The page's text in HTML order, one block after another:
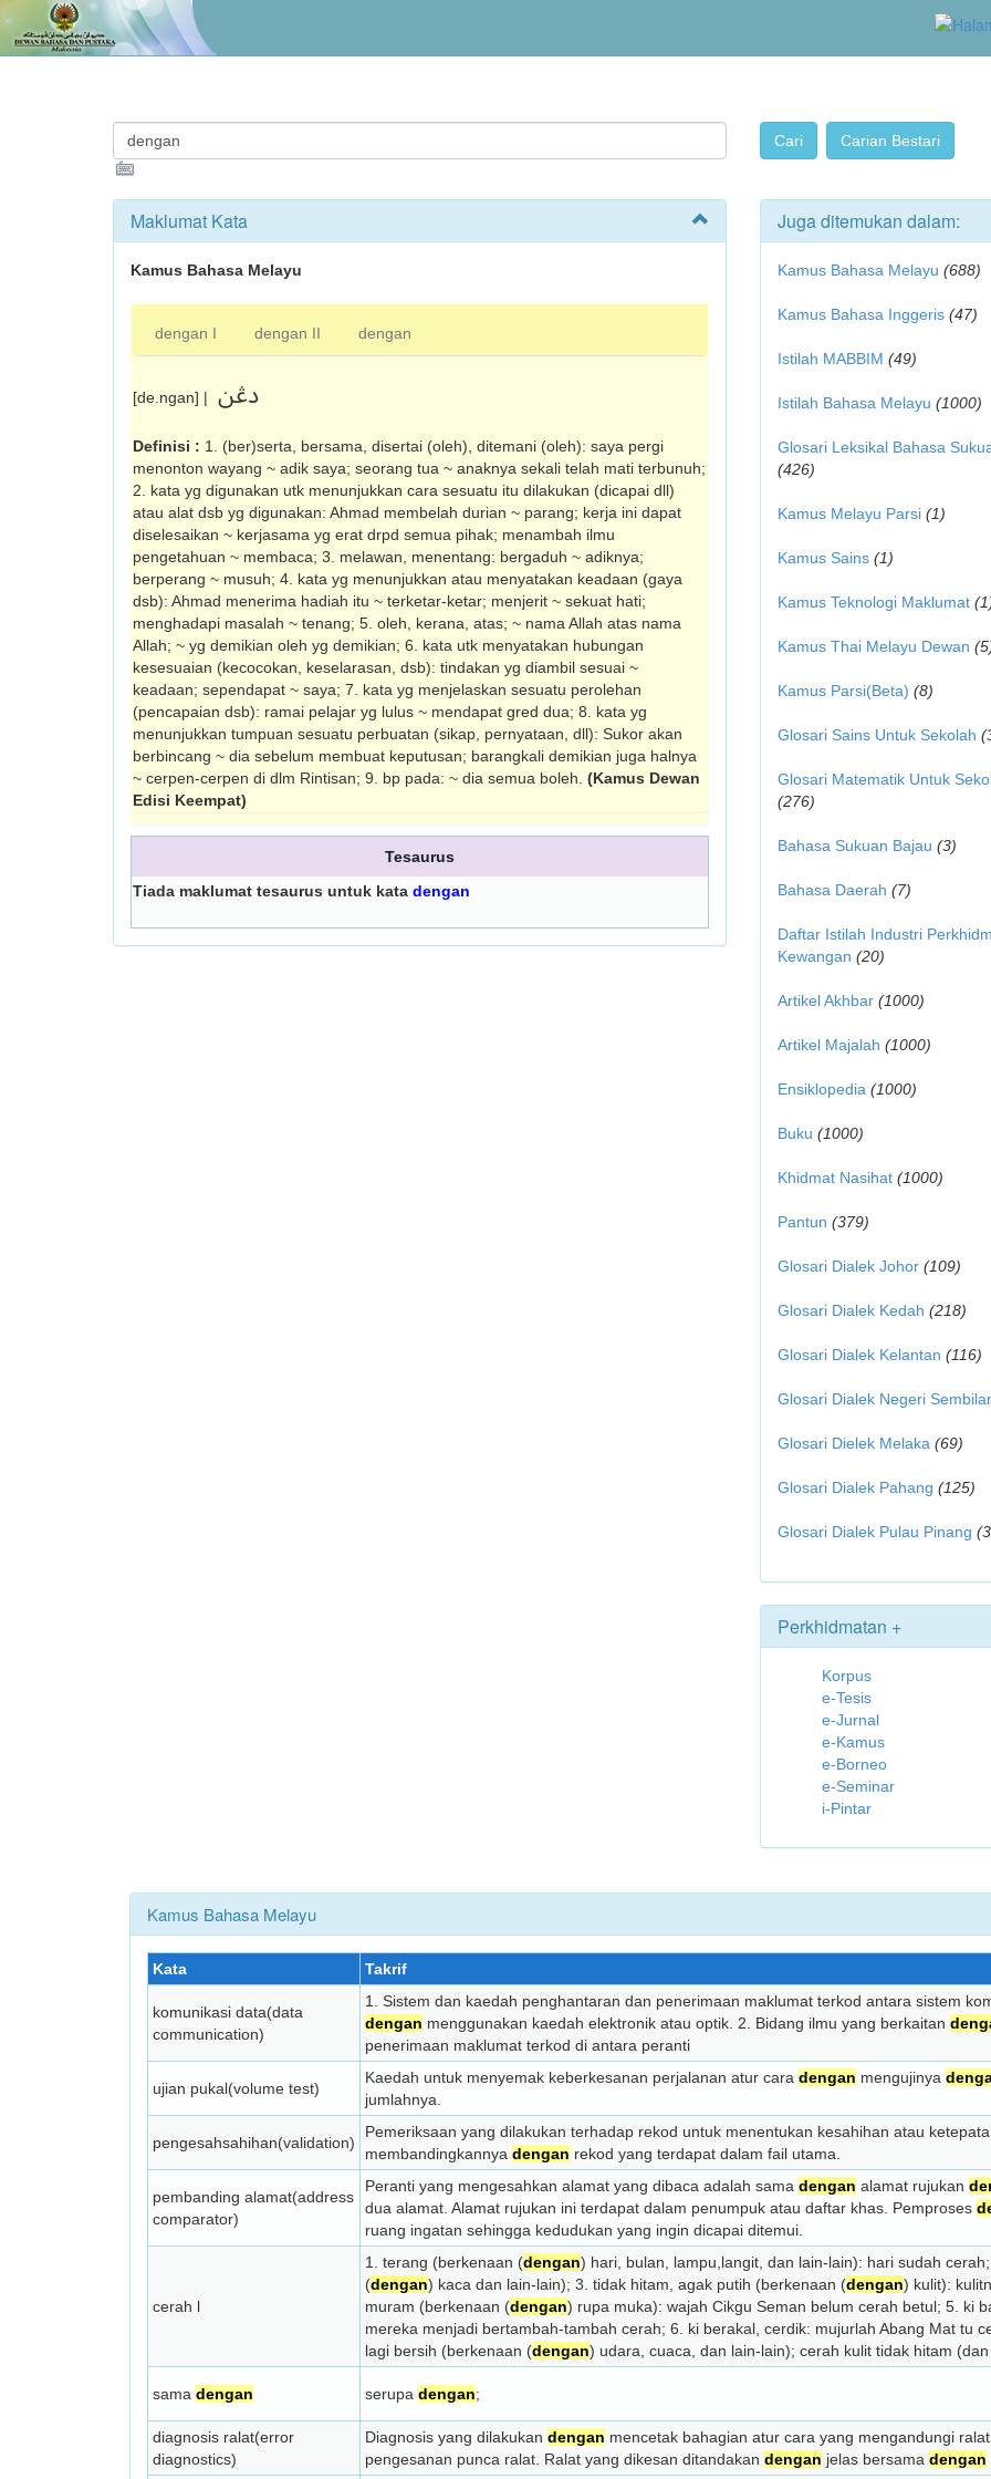
Maklumat Kata
Kamus Bahasa Melayu
dengan I dengan II dengan
[de.ngan] | دڠن
Definisi : 1. (ber)serta, bersama, disertai (oleh), ditemani (oleh): saya pergi
menonton wayang ~ adik saya; seorang tua ~ anaknya sekali telah mati terbunuh;
2. kata yg digunakan utk menunjukkan cara sesuatu itu dilakukan (dicapai dll)
atau alat dsb yg digunakan: Ahmad membelah durian ~ parang; kerja ini dapat
diselesaikan ~ kerjasama yg erat drpd semua pihak; me­nambah ilmu
pengetahuan ~ membaca; 3. melawan, menentang: bergaduh ~ adiknya;
berperang ~ musuh; 4. kata yg menunjukkan atau menyatakan keadaan (gaya
dsb): Ahmad menerima hadiah itu ~ terketar-ketar; men­jerit ~ sekuat hati;
menghadapi masalah ~ tenang; 5. oleh, kerana, atas; ~ nama Allah atas nama
Allah; ~ yg demikian oleh yg demikian; 6. kata utk menyatakan hubungan
kesesuaian (ke­cocokan, keselarasan, dsb): tindakan yg diambil sesuai ~
keadaan; sependapat ~ saya; 7. kata yg menjelaskan sesuatu perolehan
(pencapaian dsb): ramai pelajar yg lulus ~ mendapat gred dua; 8. kata yg
menunjukkan tumpuan sesuatu perbuatan (sikap, pernyataan, dll): Sukor akan
ber­bincang ~ dia sebelum membuat keputusan; barangkali demikian juga halnya
~ cerpen-cerpen di dlm Rintisan; 9. bp pada: ~ dia semua boleh. (Kamus Dewan
Edisi Keempat)
Tesaurus
Tiada maklumat tesaurus untuk kata dengan
Juga ditemukan dalam:
Kamus Bahasa Melayu (688)
Kamus Bahasa Inggeris (47)
Istilah MABBIM (49)
Istilah Bahasa Melayu (1000)
Glosari Leksikal Bahasa
(426)
Kamus Melayu Parsi (1)
Kamus Sains (1)
Kamus Teknologi Maklumat
Kamus Thai Melayu Dewan
Kamus Parsi(Beta) (8)
Glosari Sains Untuk Sekolah
Glosari Matematik Untuk
(276)
Bahasa Sukuan Bajau (3)
Bahasa Daerah (7)
Daftar Istilah Industri
Kewangan (20)
Artikel Akhbar (1000)
Artikel Majalah (1000)
Ensiklopedia (1000)
Buku (1000)
Khidmat Nasihat (1000)
Pantun (379)
Glosari Dialek Johor (109)
Glosari Dialek Kedah (218)
Glosari Dialek Kelantan (116)
Glosari Dialek Negeri
Glosari Dielek Melaka (69)
Glosari Dialek Pahang (125)
Glosari Dialek Pulau Pinang
Perkhidmatan +
Korpus
e-Tesis
e-Jurnal
e-Kamus
e-Borneo
e-Seminar
i-Pintar
Kamus Bahasa Melayu
Kata Takrif
komunikasi data(data
communication)
1. Sistem dan kaedah penghantaran dan penerimaan maklumat terkod antara sistem
dengan menggunakan kaedah elektronik atau optik. 2. Bidang ilmu yang berkaitan
penerimaan maklumat terkod di antara peranti
ujian pukal(volume test)
Kaedah untuk menyemak keberkesanan perjalanan atur cara dengan mengujinya
jumlahnya.
pengesahsahihan(validation)
Pemeriksaan yang dilakukan terhadap rekod untuk menentukan kesahihan atau
membandingkannya dengan rekod yang terdapat dalam fail utama.
pembanding alamat(address
comparator)
Peranti yang mengesahkan alamat yang dibaca adalah sama dengan alamat rujukan
dua alamat. Alamat rujukan ini terdapat dalam penumpuk atau daftar khas. Pemproses
ruang ingatan sehingga kedudukan yang ingin dicapai ditemui.
cerah l
1. terang (berkenaan (dengan) hari, bulan, lampu,langit, dan lain-lain): hari sudah
(dengan) kaca dan lain-lain); 3. tidak hitam, agak putih (berkenaan (dengan) kulit):
muram (berkenaan (dengan) rupa muka): wajah Cikgu Seman belum cerah betul; 5. ki
mereka menjadi bertambah-tambah cerah; 6. ki berakal, cerdik: mujurlah Abang Mat tu
lagi bersih (berkenaan (dengan) udara, cuaca, dan lain-lain); cerah kulit tidak hitam
sama dengan serupa dengan;
diagnosis ralat(error
diagnostics)
Diagnosis yang dilakukan dengan mencetak bahagian atur cara yang mengandungi
pengesanan punca ralat. Ralat yang dikesan ditandakan dengan jelas bersama dengan